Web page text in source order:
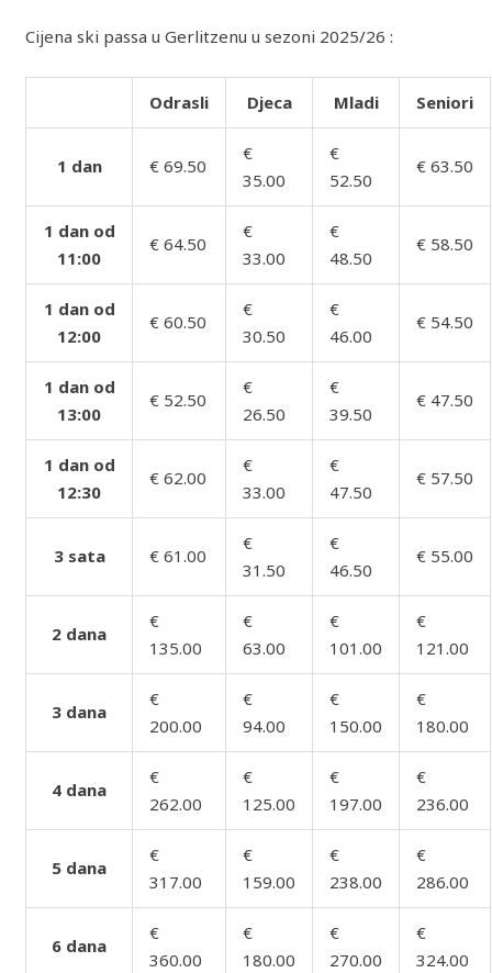
Cijena ski passa u Gerlitzenu u sezoni 2025/26 :
Odrasli Djeca Mladi Seniori
1 dan € 69.50
€
35.00
€
52.50
€ 63.50
1 dan od
11:00
€ 64.50
€
33.00
€
48.50
€ 58.50
1 dan od
12:00
€ 60.50
€
30.50
€
46.00
€ 54.50
1 dan od
13:00
€ 52.50
€
26.50
€
39.50
€ 47.50
1 dan od
12:30
€ 62.00
€
33.00
€
47.50
€ 57.50
3 sata € 61.00
€
31.50
€
46.50
€ 55.00
2 dana
€
135.00
€
63.00
€
101.00
€
121.00
3 dana
€
200.00
€
94.00
€
150.00
€
180.00
4 dana
€
262.00
€
125.00
€
197.00
€
236.00
5 dana
€
317.00
€
159.00
€
238.00
€
286.00
6 dana
€
360.00
€
180.00
€
270.00
€
324.00